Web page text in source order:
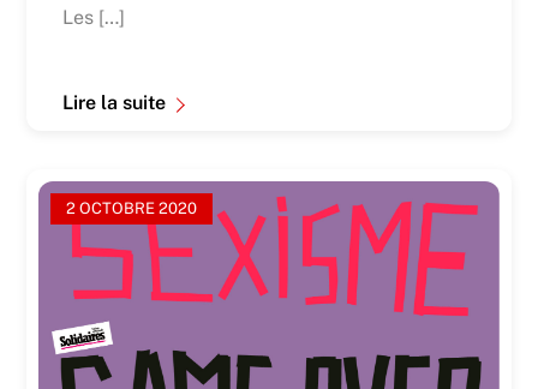
Les […]
Lire la suite
2 OCTOBRE 2020